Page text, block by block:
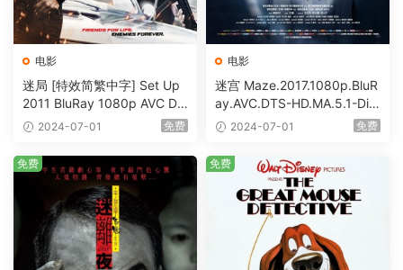
电影
迷局 [特效简繁中字] Set Up
2011 BluRay 1080p AVC DT
S-HD MA5.1-shhaclm@CHD
2024-07-01 免费
电影
迷宫 Maze.2017.1080p.BluR
ay.AVC.DTS-HD.MA.5.1-DiY
@HDHome [BDISO 19.7GB]
2024-07-01 免费
免费 免费